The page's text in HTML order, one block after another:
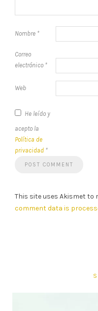
Nombre *
Correo
electrónico *
Web
He leído y
acepto la
Política de
privacidad *
This site uses Akismet to
comment data is